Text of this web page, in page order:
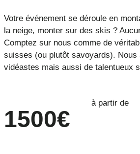
Votre événement se déroule en
la neige, monter sur des skis ?
Comptez sur nous comme de
suisses (ou plutôt savoyards). Nous
vidéastes mais aussi de talentueux
à partir de
1500€